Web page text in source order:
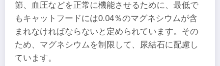
節、血圧などを正常に機能させるために、最低で
もキャットフードには0.04％のマグネシウムが含
まれなければならないと定められています。その
ため、マグネシウムを制限して、尿結石に配慮し
ています。